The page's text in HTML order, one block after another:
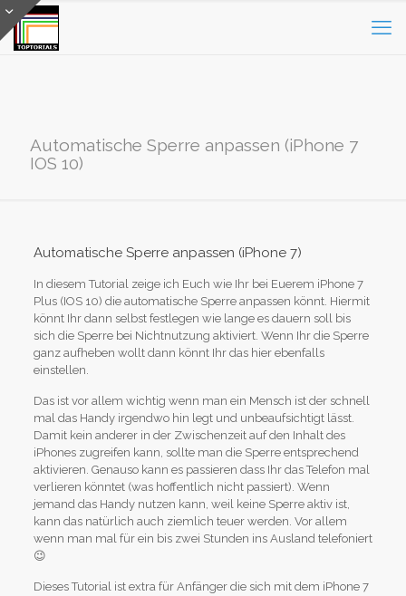
Automatische Sperre anpassen (iPhone 7
IOS 10)
Automatische Sperre anpassen (iPhone 7)
In diesem Tutorial zeige ich Euch wie Ihr bei Euerem iPhone 7
Plus (IOS 10) die automatische Sperre anpassen könnt. Hiermit
könnt Ihr dann selbst festlegen wie lange es dauern soll bis
sich die Sperre bei Nichtnutzung aktiviert. Wenn Ihr die Sperre
ganz aufheben wollt dann könnt Ihr das hier ebenfalls
einstellen.
Das ist vor allem wichtig wenn man ein Mensch ist der schnell
mal das Handy irgendwo hin legt und unbeaufsichtigt lässt.
Damit kein anderer in der Zwischenzeit auf den Inhalt des
iPhones zugreifen kann, sollte man die Sperre entsprechend
aktivieren. Genauso kann es passieren dass Ihr das Telefon mal
verlieren könntet (was hoffentlich nicht passiert). Wenn
jemand das Handy nutzen kann, weil keine Sperre aktiv ist,
kann das natürlich auch ziemlich teuer werden. Vor allem
wenn man mal für ein bis zwei Stunden ins Ausland telefoniert
😉
Dieses Tutorial ist extra für Anfänger die sich mit dem iPhone 7